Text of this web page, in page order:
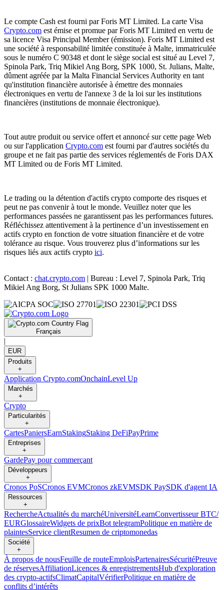
Le compte Cash est fourni par Foris MT Limited. La carte Visa
Crypto.com est émise et promue par Foris MT Limited en vertu de
sa licence Visa Principal Member (émission). Foris MT Limited est
une société à responsabilité limitée constituée à Malte, immatriculée
sous le numéro C 90348 et dont le siège social est situé au Level 7,
Spinola Park, Triq Mikiel Ang Borg, SPK 1000, St. Julians, Malte,
dûment agréée par la Malta Financial Services Authority en tant
qu'institution financière autorisée à émettre des monnaies
électroniques en vertu de l'annexe 3 de la loi sur les institutions
financières (institutions de monnaie électronique).
Tout autre produit ou service offert et annoncé sur cette page Web
ou sur l'application Crypto.com est fourni par d'autres sociétés du
groupe et ne fait pas partie des services réglementés de Foris DAX
MT Limited ou de Foris MT Limited.
Le trading ou la détention d'actifs crypto comporte des risques et
peut ne pas convenir à tout le monde. Veuillez noter que les
performances passées ne garantissent pas les performances futures.
Réfléchissez attentivement à la pertinence d’un investissement en
actifs crypto en fonction de votre situation financière et de votre
tolérance au risque. Vous trouverez plus d’informations sur les
risques liés aux actifs crypto ici.
Contact : chat.crypto.com | Bureau : Level 7, Spinola Park, Triq
Mikiel Ang Borg, St Julians SPK 1000 Malte.
Français
|
EUR
Produits
+
Application Crypto.comOnchainLevel Up
Marchés
+
Crypto
Particularités
+
CartesPaniersEarnStakingStaking DeFiPayPrime
Entreprises
+
GardePay pour commerçant
Développeurs
+
Cronos PoSCronos EVMCronos zkEVMSDK PaySDK d'agent IA
Ressources
+
RechercheActualités du marchéUniversitéLearnConvertisseur BTC/
EURGlossaireWidgets de prixBot telegramPolitique en matière de
plaintesService clientResumen de criptomonedas
Société
+
À propos de nousFeuille de routeEmploisPartenairesSécuritéPreuve
de réservesAffiliationLicences & enregistrementsHub d'exploration
des crypto-actifsClimatCapitalVérifierPolitique en matière de
conflits d’intérêts